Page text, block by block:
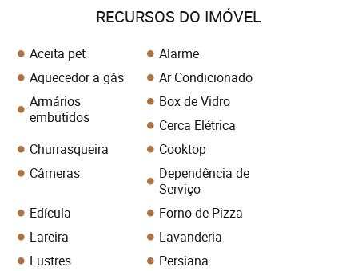
RECURSOS DO IMÓVEL
Aceita pet
Alarme
Aquecedor a gás
Ar Condicionado
Armários
embutidos
Box de Vidro
Cerca Elétrica
Churrasqueira
Cooktop
Câmeras
Dependência de
Serviço
Edícula
Forno de Pizza
Lareira
Lavanderia
Lustres
Persiana